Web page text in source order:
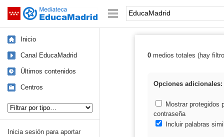
Saltar navegación Palabra o frase:
Inicio
Canal EducaMadrid
Últimos contenidos
Centros
Inicia sesión para aportar
Resultados de:
0medios totales (hay
Opciones adicionales:
Mostrar protegidos
contraseña
Incluir palabras